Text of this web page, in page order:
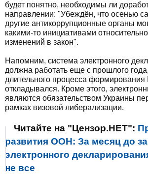
будет понятно, необходимы ли
направлении: "Убеждён, что осенью
другие антикоррупционные органы
какими-то инициативами
изменений в закон".
Напомним, система электронного
должна работать еще с прошлого
длительного процесса
откладывался. Кроме этого,
являются обязательством Украины
рамках визовой либерализации.
Читайте на "Цензор.НЕТ":
развития ООН: За месяц до
электронного
не все